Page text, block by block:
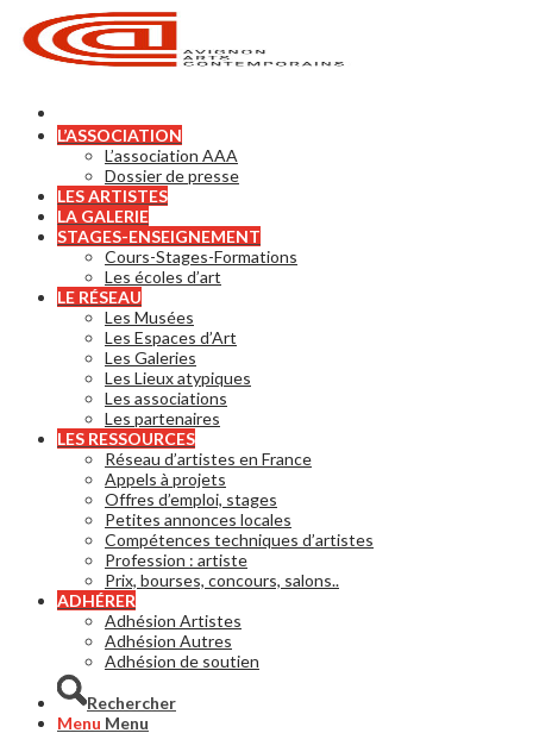
L’ASSOCIATION
L’association AAA
Dossier de presse
LES ARTISTES
LA GALERIE
STAGES-ENSEIGNEMENT
Cours-Stages-Formations
Les écoles d’art
LE RÉSEAU
Les Musées
Les Espaces d’Art
Les Galeries
Les Lieux atypiques
Les associations
Les partenaires
LES RESSOURCES
Réseau d’artistes en France
Appels à projets
Offres d’emploi, stages
Petites annonces locales
Compétences techniques d’artistes
Profession : artiste
Prix, bourses, concours, salons..
ADHÉRER
Adhésion Artistes
Adhésion Autres
Adhésion de soutien
Rechercher
Menu Menu